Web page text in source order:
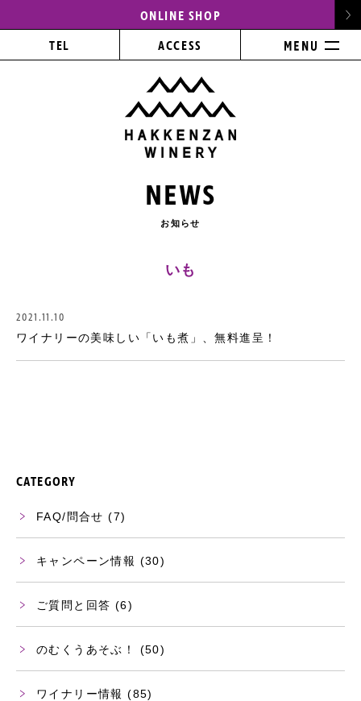
ONLINE SHOP
TEL ACCESS
NEWS
お知らせ
いも
2021.11.10
ワイナリーの美味しい「いも煮」、無料進呈！
CATEGORY
FAQ/問合せ (7)
キャンペーン情報 (30)
ご質問と回答 (6)
のむくうあそぶ！ (50)
ワイナリー情報 (85)